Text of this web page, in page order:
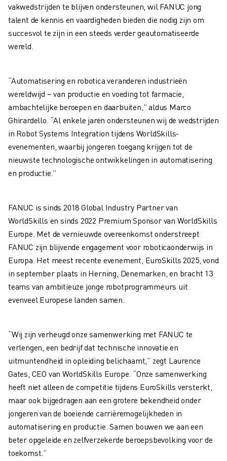
ROBODRILL ONDERWIJS PAKKET
ELEKTRISCHE SPUITGIETMACHINES
ROBOSHOT FILTER
ROBOSHOT ELEKTRISCHE SPUITGIETMACHINES
ROBOSHOT DUURZAAMHEID
ROBOSHOT ROBOT PAKKET
ROBOSHOT PREVENTIEF ONDERHOUD
ROBOSHOT TOTAL COST OF OWNERSHIP
DRAADVONKMACHINES
ROBOCUT DRAADVONKMACHINES
ROBOCUT HARDWARE
ROBOCUT SOFTWARE
ROBOCUT DUURZAAMHEID
IIOT-OPLOSSINGEN
SMART FACTORY OPLOSSINGEN
SMART FACTORY OPLOSSINGEN VOOR EEN EFFICIËNTERE
PRODUCT REGISTRATIE » FANUC PORTAAL
CASE STUDIES
OPLOSSINGEN
INDUSTRIEËN
AUTOMOTIVE
ELEKTRISCHE VOERTUIGEN
ELEKTRONICA
FOOD & BEVERAGE
MEDISCH
KUNSTSTOFFEN
OPSLAG & LOGISTIEK
TOEPASSINGEN
ALLE TOEPASSINGEN
5-ASSIGE BEWERKING
vakwedstrijden te blijven ondersteunen, wil FANUC jong
talent de kennis en vaardigheden bieden die nodig zijn om
succesvol te zijn in een steeds verder geautomatiseerde
wereld.
“Automatisering en robotica veranderen industrieën
wereldwijd – van productie en voeding tot farmacie,
ambachtelijke beroepen en daarbuiten,” aldus Marco
Ghirardello. “Al enkele jaren ondersteunen wij de wedstrijden
in Robot Systems Integration tijdens WorldSkills-
evenementen, waarbij jongeren toegang krijgen tot de
nieuwste technologische ontwikkelingen in automatisering
en productie.”
FANUC is sinds 2018 Global Industry Partner van
WorldSkills en sinds 2022 Premium Sponsor van WorldSkills
Europe. Met de vernieuwde overeenkomst onderstreept
FANUC zijn blijvende engagement voor roboticaonderwijs in
Europa. Het meest recente evenement, EuroSkills 2025, vond
in september plaats in Herning, Denemarken, en bracht 13
teams van ambitieuze jonge robotprogrammeurs uit
evenveel Europese landen samen.
“Wij zijn verheugd onze samenwerking met FANUC te
verlengen, een bedrijf dat technische innovatie en
uitmuntendheid in opleiding belichaamt,” zegt Laurence
Gates, CEO van WorldSkills Europe. “Onze samenwerking
heeft niet alleen de competitie tijdens EuroSkills versterkt,
maar ook bijgedragen aan een grotere bekendheid onder
jongeren van de boeiende carrièremogelijkheden in
automatisering en productie. Samen bouwen we aan een
beter opgeleide en zelfverzekerde beroepsbevolking voor de
toekomst.”